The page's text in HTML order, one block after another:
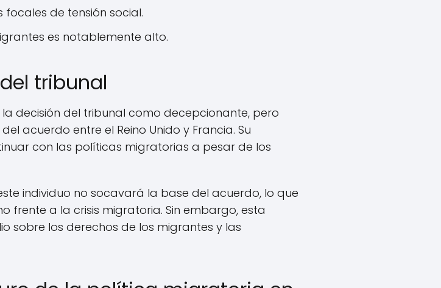
focales de tensión social.
es notablemente alto.
tribunal
la decisión del tribunal como decepcionante, pero
acuerdo entre el Reino Unido y Francia. Su
con las políticas migratorias a pesar de los
individuo no socavará la base del acuerdo, lo que
frente a la crisis migratoria. Sin embargo, esta
sobre los derechos de los migrantes y las